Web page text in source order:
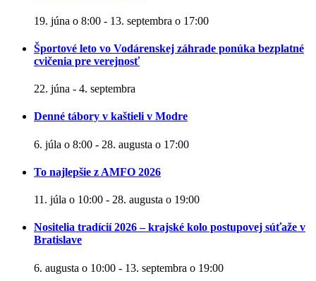
19. júna o 8:00 - 13. septembra o 17:00
Športové leto vo Vodárenskej záhrade ponúka bezplatné
cvičenia pre verejnosť
22. júna - 4. septembra
Denné tábory v kaštieli v Modre
6. júla o 8:00 - 28. augusta o 17:00
To najlepšie z AMFO 2026
11. júla o 10:00 - 28. augusta o 19:00
Nositelia tradícií 2026 – krajské kolo postupovej súťaže v
Bratislave
6. augusta o 10:00 - 13. septembra o 19:00